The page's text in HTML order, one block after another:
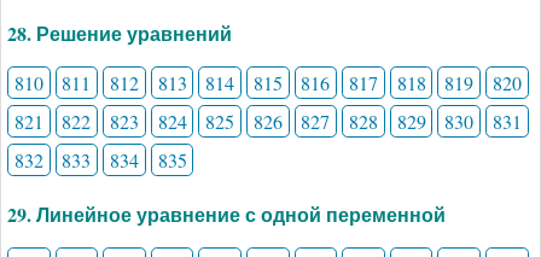
28. Решение уравнений
810 811 812 813 814 815 816 817 818 819
820
821
822 823 824 825 826 827 828 829 830
831
832
833 834 835
29. Линейное уравнение с одной переменной